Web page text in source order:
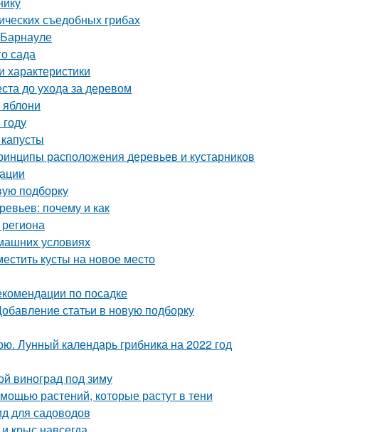
съедобных грибах
сада
до ухода за деревом
расположения деревьев и кустарников
подборку
почему и как
условиях
кусты на новое место
по посадке
статьи в новую подборку
Лунный календарь грибника на 2022 год
виноград под зиму
растений, которые растут в тени
для садоводов